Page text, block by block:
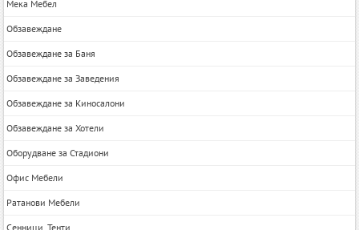
Мека Мебел
Обзавеждане
Обзавеждане за Баня
Обзавеждане за Заведения
Обзавеждане за Киносалони
Обзавеждане за Хотели
Оборудване за Стадиони
Офис Мебели
Ратанови Мебели
Сенници, Тенти